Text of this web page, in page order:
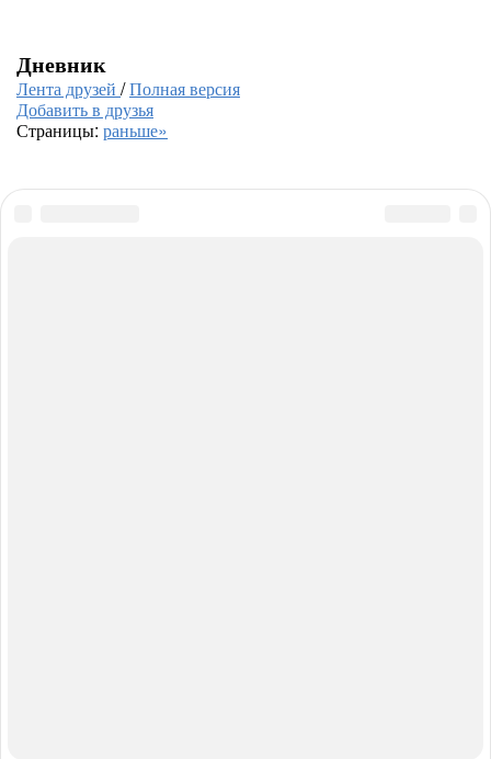
Дневник
Лента друзей /Полная версия
Добавить в друзья
Страницы: раньше»